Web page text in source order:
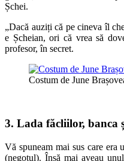
Șchei.
„Dacă auziți că pe cineva îl
e Șcheian, ori că vrea să
profesor, în secret.
Costum de June
3. Lada făcliilor, banca
Vă spuneam mai sus care era
(negoțul). Însă mai aveau